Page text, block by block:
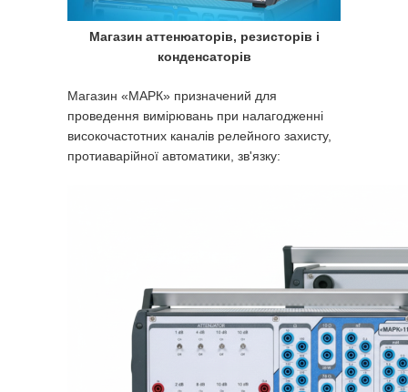
Магазин аттенюаторів, резисторів і
конденсаторів
Магазин «МАРК» призначений для
проведення вимірювань при налагодженні
високочастотних каналів релейного захисту,
протиаварійної автоматики, зв'язку: